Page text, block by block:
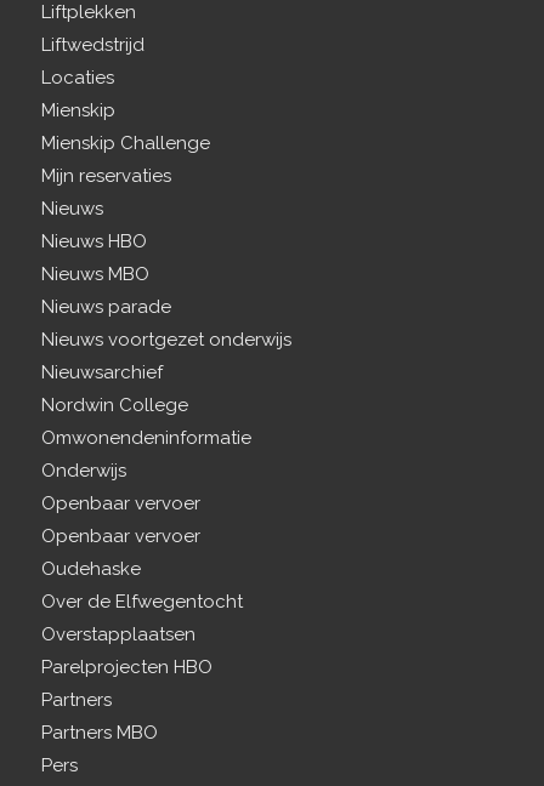
Liftplekken
Liftwedstrijd
Locaties
Mienskip
Mienskip Challenge
Mijn reservaties
Nieuws
Nieuws HBO
Nieuws MBO
Nieuws parade
Nieuws voortgezet onderwijs
Nieuwsarchief
Nordwin College
Omwonendeninformatie
Onderwijs
Openbaar vervoer
Openbaar vervoer
Oudehaske
Over de Elfwegentocht
Overstapplaatsen
Parelprojecten HBO
Partners
Partners MBO
Pers